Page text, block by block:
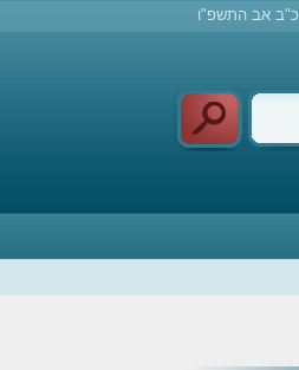
כ"ב אב התשפ"ו